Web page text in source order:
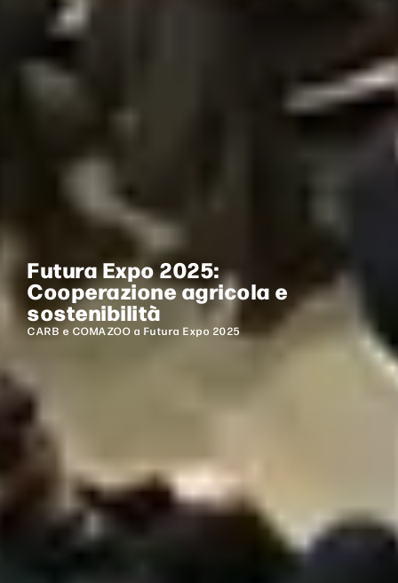
Futura Expo 2025:
Cooperazione agricola e
sostenibilità
CARB e COMAZOO a Futura Expo 2025